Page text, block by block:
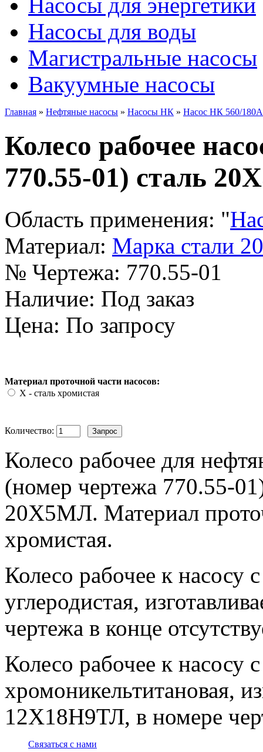
Насосы для воды
Магистральные насосы
Вакуумные насосы
Главная » Нефтяные насосы » Насосы НК » Насос НК 560/180А
Колесо рабочее
770.55-01) сталь
Область применения: "
Материал: Марка стали
№ Чертежа: 770.55-01
Наличие: Под заказ
Цена: По запросу
Материал проточной части насосов:
Х - сталь хромистая
Количество:
Колесо рабочее для
(номер чертежа 770.55-
20Х5МЛ. Материал
хромистая.
Колесо рабочее к насосу
углеродистая,
чертежа в конце
Колесо рабочее к насосу
хромоникельтитановая,
12Х18Н9ТЛ, в номере
Связаться с нами